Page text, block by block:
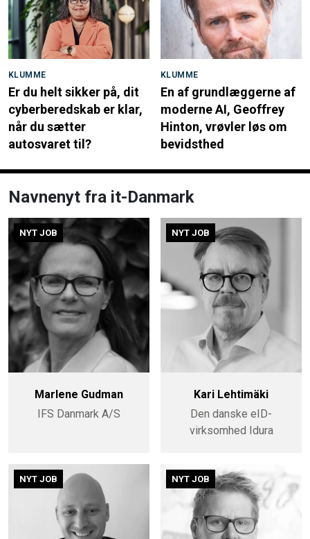
KLUMME
Er du helt sikker på, dit
cyberberedskab er klar,
når du sætter
autosvaret til?
KLUMME
En af grundlæggerne af
moderne AI, Geoffrey
Hinton, vrøvler løs om
bevidsthed
Navnenyt fra it-Danmark
NYT JOB
Marlene Gudman
IFS Danmark A/S
NYT JOB
Kari Lehtimäki
Den danske eID-
virksomhed Idura
NYT JOB NYT JOB